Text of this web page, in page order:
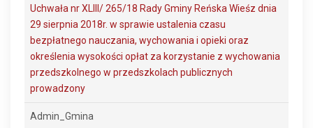
Uchwała nr XLIII/ 265/18 Rady Gminy Reńska Wieśz dnia
29 sierpnia 2018r. w sprawie ustalenia czasu
bezpłatnego nauczania, wychowania i opieki oraz
określenia wysokości opłat za korzystanie z wychowania
przedszkolnego w przedszkolach publicznych
prowadzony
Admin_Gmina